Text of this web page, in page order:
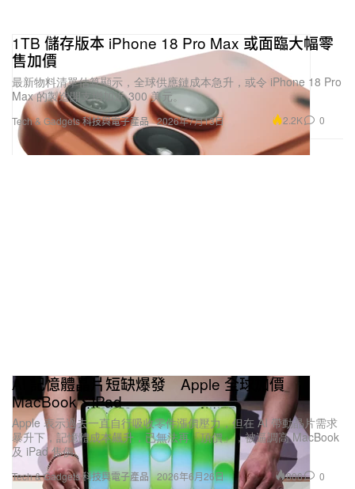
Tech & Gadgets 科技與電子產品
1TB 儲存版本 iPhone 18 Pro Max 或面臨大幅零
售加價
最新物料清單估算顯示，全球供應鏈成本急升，或令 iPhone 18 Pro
Max 的製造開支增加近 300 美元。
2026年7月13日 2.2K 0
Tech & Gadgets 科技與電子產品
AI 記憶體晶片短缺爆發 Apple 全球加價
MacBook、iPad
Apple 表示過去一直自行吸收零件漲價壓力，但在 AI 帶動晶片需求
暴升下，記憶體成本飆升，已無法再「頂價」，被逼調高 MacBook
及 iPad 售價。
2026年6月26日 806 0